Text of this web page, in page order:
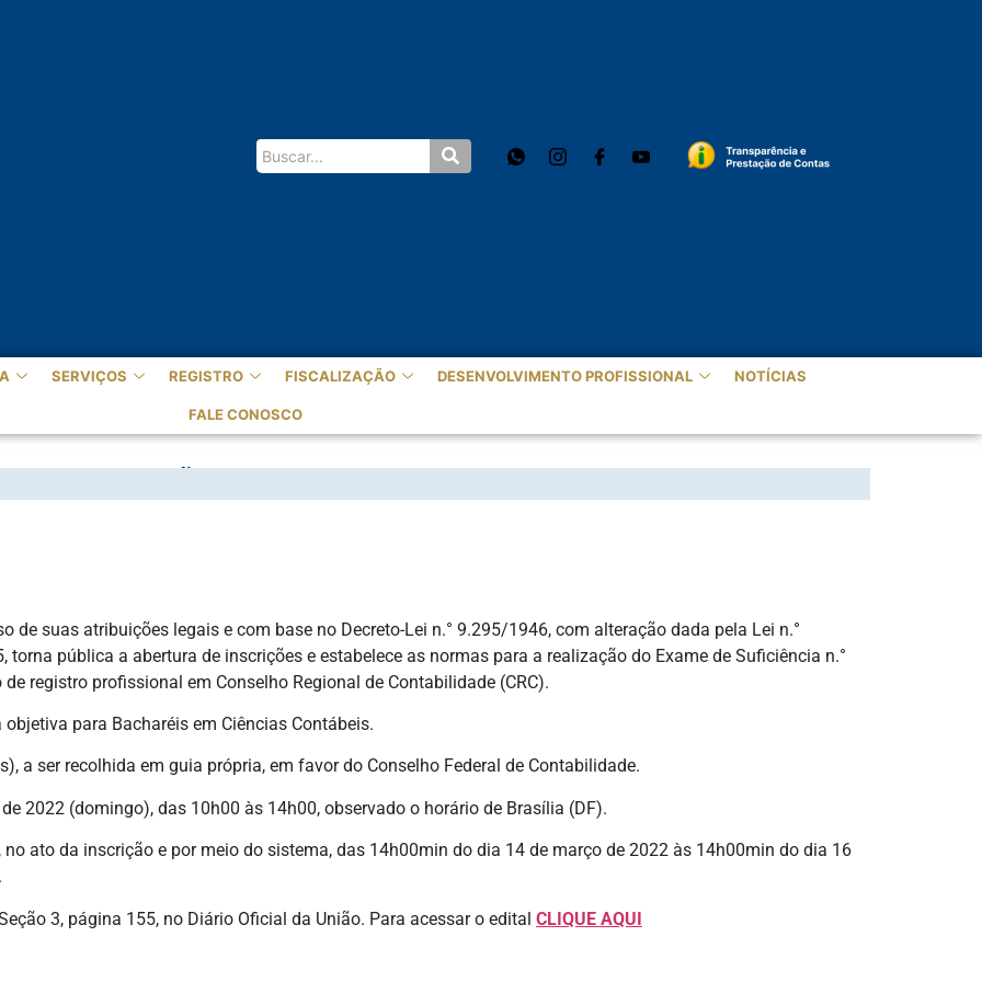
SERVIÇOS REGISTRO FISCALIZAÇÃO DESENVOLVIMENTO PROFISSIONAL NOTÍCIAS
FALE CONOSCO
SERÃO REALIZADAS NO DIA 15 DE MAIO
de suas atribuições legais e com base no Decreto-Lei n.° 9.295/1946, com alteração dada pela Lei n.°
torna pública a abertura de inscrições e estabelece as normas para a realização do Exame de Suficiência n.°
registro profissional em Conselho Regional de Contabilidade (CRC).
para Bacharéis em Ciências Contábeis.
a ser recolhida em guia própria, em favor do Conselho Federal de Contabilidade.
2022 (domingo), das 10h00 às 14h00, observado o horário de Brasília (DF).
ato da inscrição e por meio do sistema, das 14h00min do dia 14 de março de 2022 às 14h00min do dia 16
3, página 155, no Diário Oficial da União. Para acessar o edital CLIQUE AQUI